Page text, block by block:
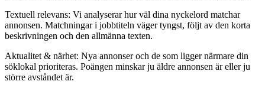
Textuell relevans: Vi analyserar hur väl dina nyckelord matchar
annonsen. Matchningar i jobbtiteln väger tyngst, följt av den korta
beskrivningen och den allmänna texten.
Aktualitet & närhet: Nya annonser och de som ligger närmare din
söklokal prioriteras. Poängen minskar ju äldre annonsen är eller ju
större avståndet är.